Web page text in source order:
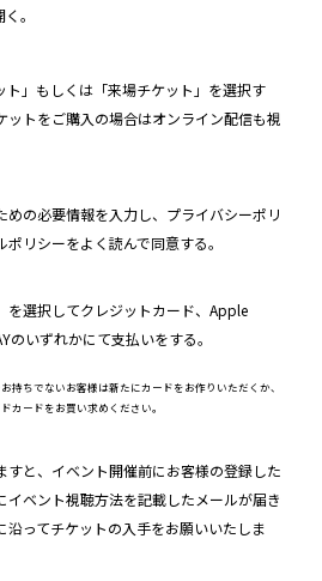
。
ト」もしくは「来場チケット」を選択す
ットをご購入の場合はオンライン配信も視
めの必要情報を入力し、プライバシーポリ
リシーをよく読んで同意する。
を選択してクレジットカード、Apple
のいずれかにて支払いをする。
持ちでないお客様は新たにカードをお作りいただくか、
カードをお買い求めください。
すと、イベント開催前にお客様の登録した
イベント視聴方法を記載したメールが届き
沿ってチケットの入手をお願いいたしま